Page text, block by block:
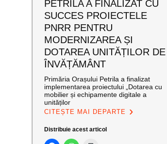
PETRILA A FINALIZAT CU
SUCCES PROIECTELE
PNRR PENTRU
MODERNIZAREA ȘI
DOTAREA UNITĂȚILOR DE
ÎNVĂȚĂMÂNT
Primăria Orașului Petrila a finalizat
implementarea proiectului „Dotarea cu
mobilier și echipamente digitale a
unităților
CITEȘTE MAI DEPARTE
Distribuie acest articol